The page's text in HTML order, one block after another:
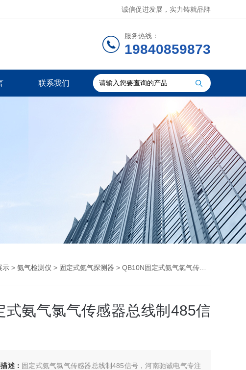
诚信促进发展，实力铸就品牌
服务热线：
19840859873
联系我们
示 > 氨气检测仪 > 固定式氨气探测器 > QB10N固定式氨气氯气传感器总线制485信号
式氨气氯气传感器总线制485信
述： 固定式氨气氯气传感器总线制485信号，河南驰诚电气专注